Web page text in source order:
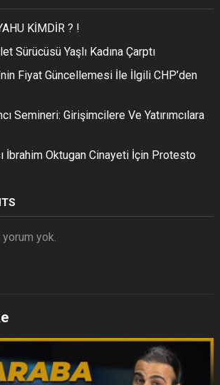
KİMDİR ? !
Sürücüsü Yaşlı Kadına Çarptı
Fiyat Güncellemesi İle İlgili CHP’den
Semineri: Girişimcilere Ve Yatırımcılara
İbrahim Oktugan Cinayeti İçin Protesto
yok.